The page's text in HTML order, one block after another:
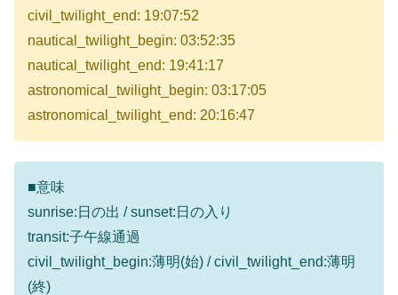
civil_twilight_end: 19:07:52
nautical_twilight_begin: 03:52:35
nautical_twilight_end: 19:41:17
astronomical_twilight_begin: 03:17:05
astronomical_twilight_end: 20:16:47
■意味
sunrise:日の出 / sunset:日の入り
transit:子午線通過
civil_twilight_begin:薄明(始) / civil_twilight_end:薄明
(終)